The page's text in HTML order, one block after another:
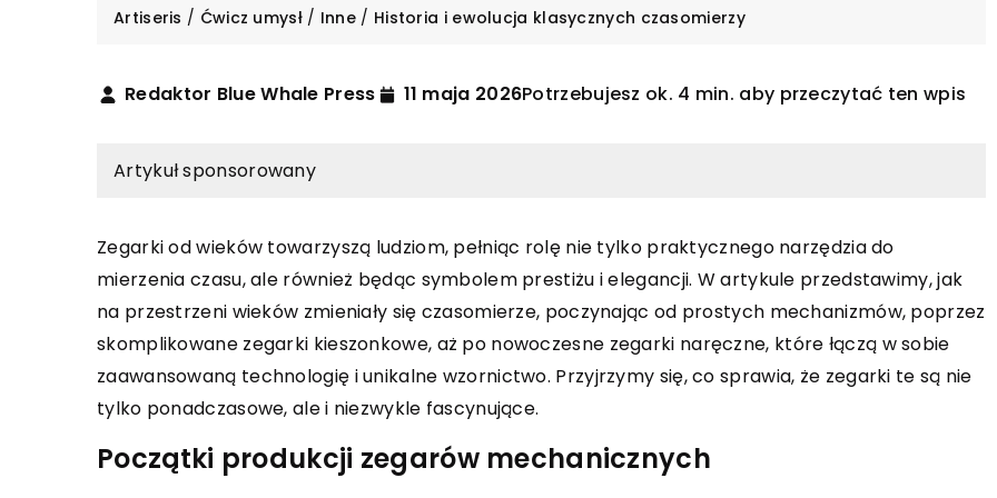
Artiseris / Ćwicz umysł/ Inne / Historia i ewolucja klasycznych czasomierzy
Redaktor Blue Whale Press 11 maja 2026Potrzebujesz ok. 4 min. aby przeczytać ten wpis
Artykuł sponsorowany
Zegarki od wieków towarzyszą ludziom, pełniąc rolę nie tylko praktycznego narzędzia do
mierzenia czasu, ale również będąc symbolem prestiżu i elegancji. W artykule przedstawimy, jak
na przestrzeni wieków zmieniały się czasomierze, poczynając od prostych mechanizmów, poprzez
skomplikowane zegarki kieszonkowe, aż po nowoczesne zegarki naręczne, które łączą w sobie
zaawansowaną technologię i unikalne wzornictwo. Przyjrzymy się, co sprawia, że zegarki te są nie
tylko ponadczasowe, ale i niezwykle fascynujące.
Początki produkcji zegarów mechanicznych
ZAGRANICZNE WAKACJE
czekają na gości w
wypoczynkowym położonym
ROZRYWKA
2 października 2025
Zanurzenie w akwareli: Odkryj relaks i
kreatywność w malowaniu wodnymi
farbami
17 grudnia 2023
Jak podkolanówki kompresyjne
dolegliwościami związanymi z
żylakami